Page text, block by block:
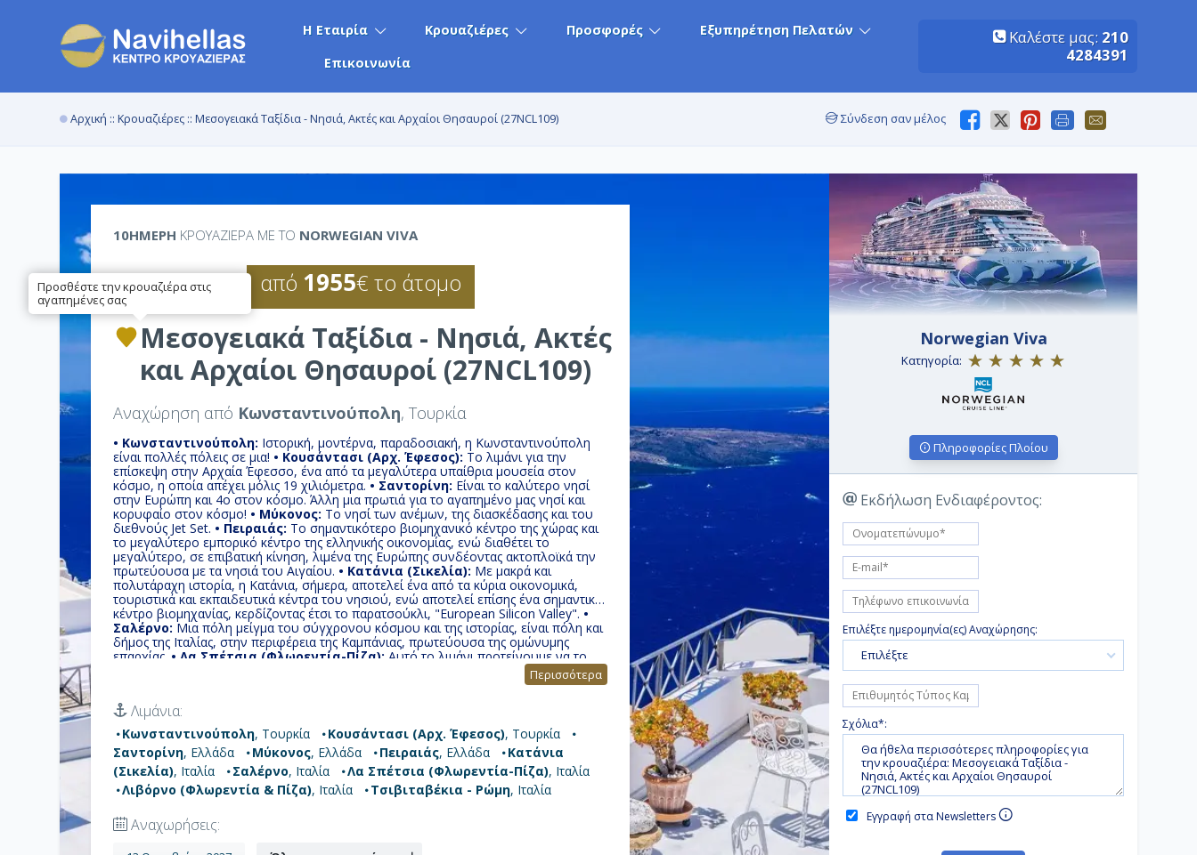
Η Εταιρία Κρουαζιέρες Προσφορές
Εξυπηρέτηση Πελατών
Επικοινωνία
Καλέστε μας: 210
4284391
Αρχική ::Κρουαζιέρες :: Μεσογειακά Ταξίδια - Νησιά, Ακτές και Αρχαίοι Θησαυροί (27NCL109) Σύνδεση σαν μέλος
10ΉΜΕΡΗ ΚΡΟΥΑΖΙΕΡΑ ΜΕ ΤΟ NORWEGIAN VIVA
από 1955€ το άτομο
Μεσογειακά Ταξίδια - Νησιά, Ακτές
και Αρχαίοι Θησαυροί (27NCL109)
Αναχώρηση από Κωνσταντινούπολη, Τουρκία
• Κωνσταντινούπολη: Ιστορική, μοντέρνα, παραδοσιακή, η Κωνσταντινούπολη
είναι πολλές πόλεις σε μια! • Κουσάντασι (Αρχ. Έφεσος): Το λιμάνι για την
επίσκεψη στην Αρχαία Έφεσσο, ένα από τα μεγαλύτερα υπαίθρια μουσεία στον
κόσμο, η οποία απέχει μόλις 19 χιλιόμετρα.• Σαντορίνη: Είναι το καλύτερο νησί
στην Ευρώπη και 4ο στον κόσμο. Άλλη μια πρωτιά για το αγαπημένο μας νησί και
κορυφαίο στον κόσμο! • Μύκονος: Το νησί των ανέμων, της διασκέδασης και του
διεθνούς Jet Set. • Πειραιάς: Το σημαντικότερο βιομηχανικό κέντρο της χώρας και
το μεγαλύτερο εμπορικό κέντρο της ελληνικής οικονομίας, ενώ διαθέτει το
μεγαλύτερο, σε επιβατική κίνηση, λιμένα της Ευρώπης συνδέοντας ακτοπλοϊκά την
πρωτεύουσα με τα νησιά του Αιγαίου. • Κατάνια (Σικελία): Με μακρά και
πολυτάραχη ιστορία, η Κατάνια, σήμερα, αποτελεί ένα από τα κύρια οικονομικά,
τουριστικά και εκπαιδευτικά κέντρα του νησιού, ενώ αποτελεί επίσης ένα σημαντικό
κέντρο βιομηχανίας, κερδίζοντας έτσι το παρατσούκλι, "European Silicon Valley". •
Σαλέρνο: Μια πόλη μείγμα του σύγχρονου κόσμου και της ιστορίας, είναι πόλη και
δήμος της Ιταλίας, στην περιφέρεια της Καμπάνιας, πρωτεύουσα της ομώνυμης
επαρχίας. • Λα Σπέτσια (Φλωρεντία-Πίζα): Αυτό το λιμάνι προτείνουμε να το
χρησιμοποιήσετε, ανάλογα με το χρόνο σας ,ως αφετηρία για να γνωρίσετε μια απ’
• Λιβόρνο
(Φλωρεντία & Πίζα):
πόλης που διασχίζονται από κανάλια και περιστοιχίζονται από το τείχος της πόλης,
την όμορφη περιοχή της Βενετίας και το λιμάνι Μέντιτσι που ελέγχεται από
πύργους και φρούρια.• Τσιβιταβέκια - Ρώμη:Πόλη με σπουδαία ιστορία και
αξιοσημείωτη προσφορά στην επιστήμη, τον πολιτισμό και τις τέχνες. Γι' αυτό το
λόγο, καθώς και για τα πολυάριθμα και εξαιρετικής ομορφιάς μνημεία της, της έχει
αποδοθεί η προσωνυμία «η αιώνια πόλη»
Περισσότερα
Λιμάνια:
Κωνσταντινούπολη, Τουρκία Κουσάντασι (Αρχ. Έφεσος), Τουρκία
Σαντορίνη, Ελλάδα Μύκονος, Ελλάδα Πειραιάς, Ελλάδα
Κατάνια
(Σικελία), Ιταλία Σαλέρνο, Ιταλία Λα Σπέτσια (Φλωρεντία-Πίζα), Ιταλία
Λιβόρνο (Φλωρεντία & Πίζα), Ιταλία Τσιβιταβέκια - Ρώμη, Ιταλία
Αναχωρήσεις:
Norwegian Viva
Κατηγορία:
Πληροφορίες Πλοίου
Εκδήλωση Ενδιαφέροντος:
Επιλέξτε ημερομηνία(ες) Αναχώρησης:
Επιλέξτε
Σχόλια*:
Εγγραφή στα Newsletters
Προσθέστε την κρουαζιέρα στις
αγαπημένες σας